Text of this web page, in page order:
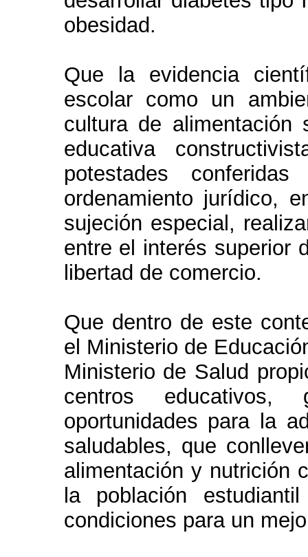
obesidad.
Que la evidencia
escolar como un
cultura de alimentación
educativa
potestades
ordenamiento jurídico,
sujeción especial,
entre el interés superior
libertad de comercio.
Que dentro de este
el Ministerio de
Ministerio de Salud
centros educativos,
oportunidades para la
saludables, que
alimentación y nutrición
la población
condiciones para un